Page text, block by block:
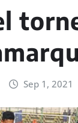
Sep 1, 2021